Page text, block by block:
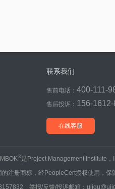
联系我们
售前电话： 400-111-
售后投诉： 156-1612-
在线客服
®是Project Management Institute，
注册商标，经PeopleCert授权使用，保
举报/反馈/投诉邮箱：